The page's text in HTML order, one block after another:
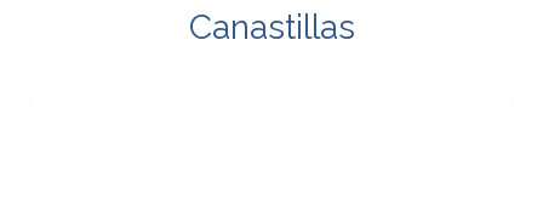
Canastillas